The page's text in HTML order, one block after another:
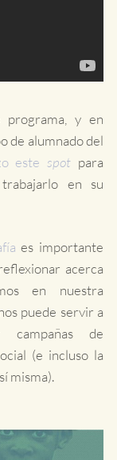
y en
de alumnado del
estespot para
en su
es importante
acerca
en nuestra
puede servir a
de
(e incluso la
misma).